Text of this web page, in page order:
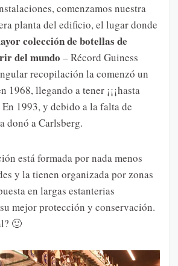
comenzamos nuestra
planta del edificio, el lugar donde
colección de botellas de
del mundo – Récord Guiness
recopilación la comenzó un
1968, llegando a tener ¡¡¡hasta
1993, y debido a la falta de
donó a Carlsberg.
está formada por nada menos
y la tienen organizada por zonas
en largas estanterias
mejor protección y conservación.
🙂